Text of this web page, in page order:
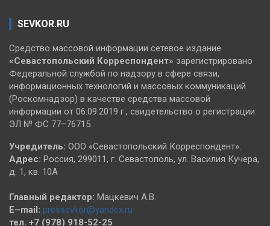
SEVKOR.RU
Средство массовой информации сетевое издание
«Севастопольский Корреспондент» зарегистрировано
Федеральной службой по надзору в сфере связи,
информационных технологий и массовых коммуникаций
(Роскомнадзор) в качестве средства массовой
информации от 06.09.2019 г., свидетельство о регистрации
ЭЛ № ФС 77–76715
Учредитель: ООО «Севастопольский Корреспондент».
Адрес: Россия, 299011, г. Севастополь, ул. Василия Кучера,
д. 1, кв. 10А
Главный редактор: Мацкевич А.В.
E–mail: pressevkor@yandex.ru
тел. +7 (978) 918-52-25